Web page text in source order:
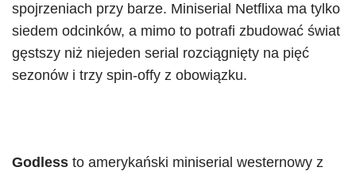
spojrzeniach przy barze. Miniserial Netflixa ma tylko
siedem odcinków, a mimo to potrafi zbudować świat
gęstszy niż niejeden serial rozciągnięty na pięć
sezonów i trzy spin-offy z obowiązku.
Godless to amerykański miniserial westernowy z